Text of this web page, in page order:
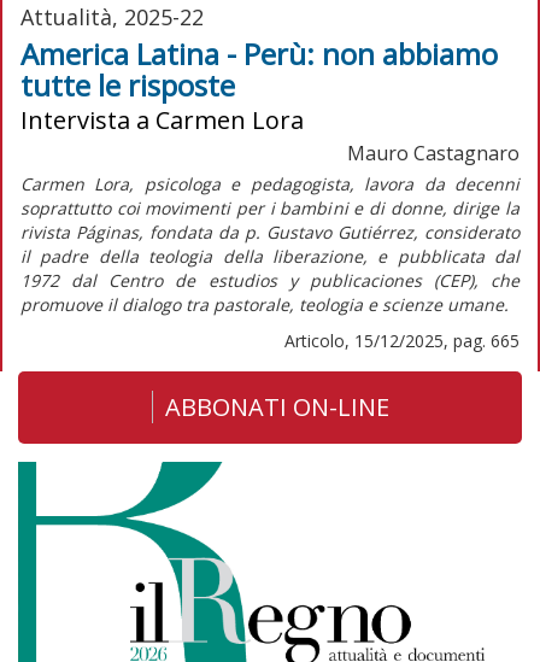
Attualità, 2025-22
America Latina - Perù: non abbiamo
tutte le risposte
Intervista a Carmen Lora
Mauro Castagnaro
Carmen Lora, psicologa e pedagogista, lavora da decenni
soprattutto coi movimenti per i bambini e di donne, dirige la
rivista Páginas, fondata da p. Gustavo Gutiérrez, considerato
il padre della teologia della liberazione, e pubblicata dal
1972 dal Centro de estudios y publicaciones (CEP), che
promuove il dialogo tra pastorale, teologia e scienze umane.
Articolo, 15/12/2025, pag. 665
ABBONATI ON-LINE